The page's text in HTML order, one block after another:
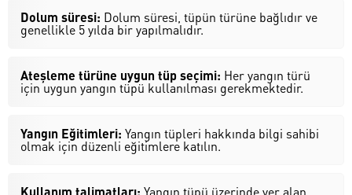
Dolum süresi: Dolum süresi, tüpün türüne bağlıdır ve
genellikle 5 yılda bir yapılmalıdır.
Ateşleme türüne uygun tüp seçimi: Her yangın türü
için uygun yangın tüpü kullanılması gerekmektedir.
Yangın Eğitimleri: Yangın tüpleri hakkında bilgi sahibi
olmak için düzenli eğitimlere katılın.
Kullanım talimatları: Yangın tüpü üzerinde yer alan